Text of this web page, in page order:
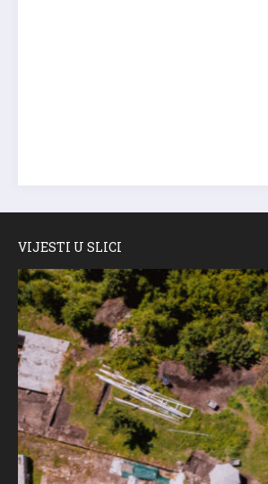
VIJESTI U SLICI